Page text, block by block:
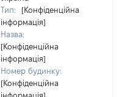
Тип:
[Конфіденційна
інформація]
Назва:
[Конфіденційна
інформація]
Номер будинку:
[Конфіденційна
інформація]